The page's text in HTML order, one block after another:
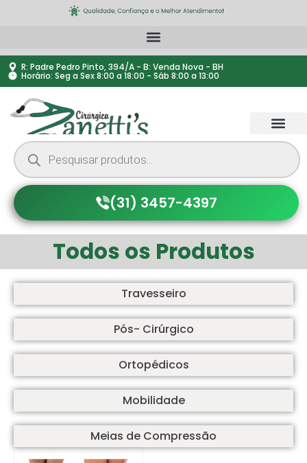
R: Padre Pedro Pinto, 394/A - B: Venda Nova - BH
Horário: Seg a Sex 8:00 a 18:00 - Sáb 8:00 a 13:00
(31) 3457-4397
Todos os Produtos
Travesseiro
Pós- Cirúrgico
Ortopédicos
Mobilidade
Meias de Compressão